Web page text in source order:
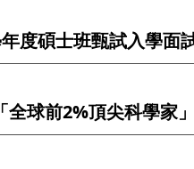
度碩士班甄試入學面
球前2%頂尖科學家